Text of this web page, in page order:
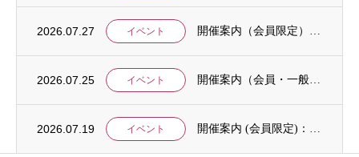
2026.07.27 イベント 開催案内（会員限定）：【8/6 公開シンポジウムのご案内】「持続可能で包括的な移住ガバ...
2026.07.25 イベント 開催案内（会員・一般）：【イベント案内】地域資源を生かしたキウイ農園での夏キャンプ「農...
2026.07.19 イベント 開催案内 (会員限定)：第4回 開発援助における技術協力部会（8月4日開催）